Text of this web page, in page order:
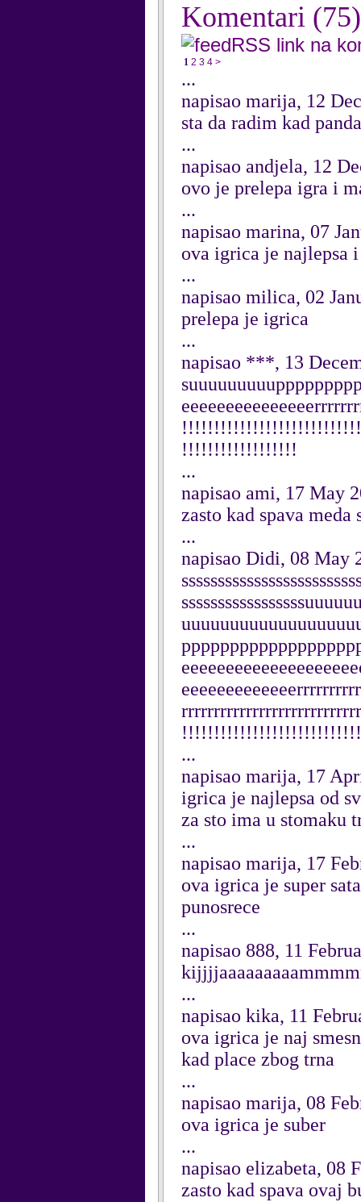
Komentari (75)
RSS link na
1 2 3 4 >
...
napisao marija, 12
sta da radim kad
...
napisao andjela, 12
ovo je prelepa igra i
...
napisao marina, 07
ova igrica je najlepsa
...
napisao milica, 02
prelepa je igrica
...
napisao ***, 13
!!!!!!!!!!!!!!!!!!
...
napisao ami, 17 May
zasto kad spava
...
napisao Didi, 08 May
...
napisao marija, 17
igrica je najlepsa od
za sto ima u stomaku
...
napisao marija, 17
ova igrica je super
punosrece
...
napisao 888, 11
...
napisao kika, 11
ova igrica je naj
kad place zbog trna
...
napisao marija, 08
ova igrica je suber
...
napisao elizabeta, 08
zasto kad spava ovaj